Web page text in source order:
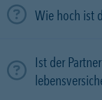
Wie hoch ist
Ist der